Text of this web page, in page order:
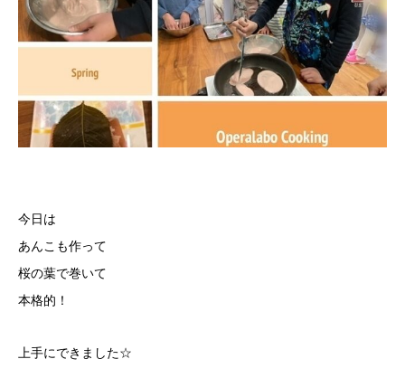
今日は
あんこも作って
桜の葉で巻いて
本格的！
上手にできました☆